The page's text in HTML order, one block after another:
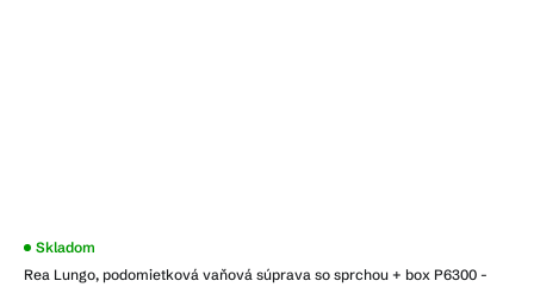
Rea Lungo, podomietková vaňová súprava so sprchou + box P6300 -
Skladom